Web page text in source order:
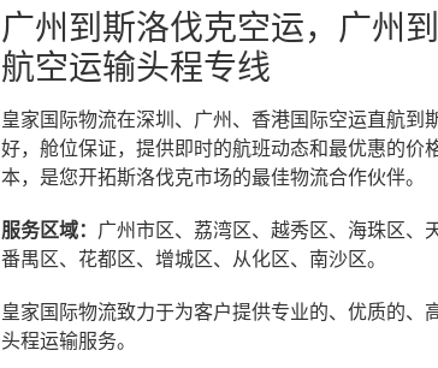
广州到斯洛伐克空运，广州
航空运输头程专线
皇家国际物流在深圳、广州、香港国际空运直航到
好，舱位保证，提供即时的航班动态和最优惠的价
本，是您开拓斯洛伐克市场的最佳物流合作伙伴。
服务区域： 广州市区、荔湾区、越秀区、海珠区、
番禺区、花都区、增城区、从化区、南沙区。
皇家国际物流致力于为客户提供专业的、优质的、
头程运输服务。